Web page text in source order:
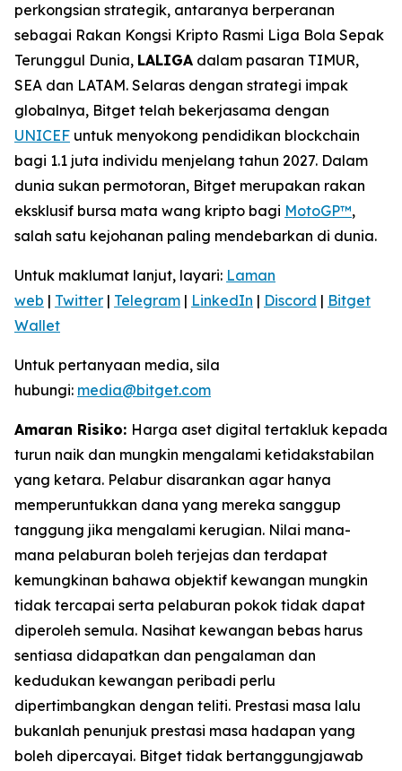
perkongsian strategik, antaranya berperanan
sebagai Rakan Kongsi Kripto Rasmi Liga Bola Sepak
Terunggul Dunia, LALIGA dalam pasaran TIMUR,
SEA dan LATAM. Selaras dengan strategi impak
globalnya, Bitget telah bekerjasama dengan
UNICEF untuk menyokong pendidikan blockchain
bagi 1.1 juta individu menjelang tahun 2027. Dalam
dunia sukan permotoran, Bitget merupakan rakan
eksklusif bursa mata wang kripto bagi MotoGP™,
salah satu kejohanan paling mendebarkan di dunia.
Untuk maklumat lanjut, layari: Laman
web | Twitter | Telegram | LinkedIn | Discord | Bitget
Wallet
Untuk pertanyaan media, sila
hubungi: media@bitget.com
Amaran Risiko: Harga aset digital tertakluk kepada
turun naik dan mungkin mengalami ketidakstabilan
yang ketara. Pelabur disarankan agar hanya
memperuntukkan dana yang mereka sanggup
tanggung jika mengalami kerugian. Nilai mana-
mana pelaburan boleh terjejas dan terdapat
kemungkinan bahawa objektif kewangan mungkin
tidak tercapai serta pelaburan pokok tidak dapat
diperoleh semula. Nasihat kewangan bebas harus
sentiasa didapatkan dan pengalaman dan
kedudukan kewangan peribadi perlu
dipertimbangkan dengan teliti. Prestasi masa lalu
bukanlah penunjuk prestasi masa hadapan yang
boleh dipercayai. Bitget tidak bertanggungjawab